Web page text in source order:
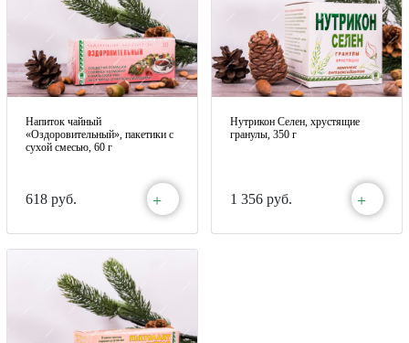
Напиток чайный
«Оздоровительный», пакетики с
сухой смесью, 60 г
618 руб. +
Нутрикон Селен, хрустящие
гранулы, 350 г
1 356 руб. +